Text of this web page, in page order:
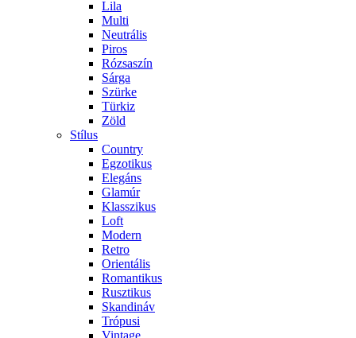
Lila
Multi
Neutrális
Piros
Rózsaszín
Sárga
Szürke
Türkiz
Zöld
Stílus
Country
Egzotikus
Elegáns
Glamúr
Klasszikus
Loft
Modern
Retro
Orientális
Romantikus
Rusztikus
Skandináv
Trópusi
Vintage